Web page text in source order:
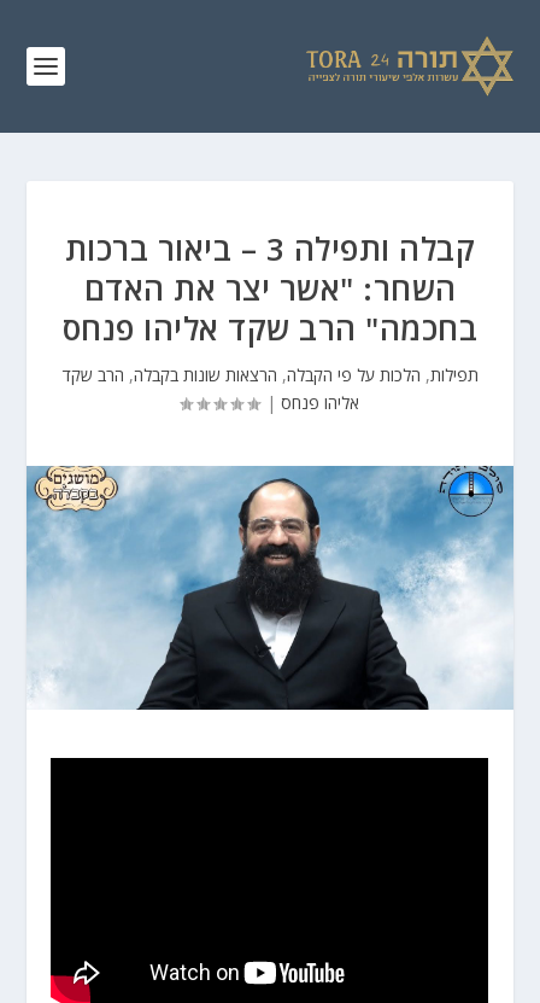
קבלה ותפילה 3 – ביאור ברכות
השחר: "אשר יצר את האדם
בחכמה" הרב שקד אליהו פנחס
תפילות, הלכות על פי הקבלה, הרצאות שונות בקבלה, הרב שקד
אליהו פנחס |